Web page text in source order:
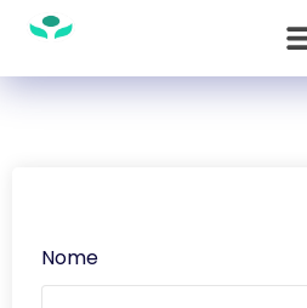
Nome